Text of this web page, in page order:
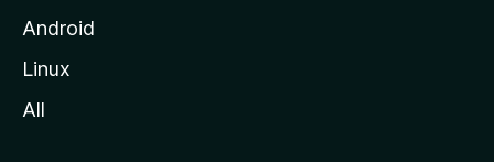
Android
Linux
All